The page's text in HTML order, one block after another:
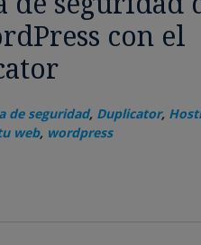
con el
de seguridad, Duplicator,
web, wordpress